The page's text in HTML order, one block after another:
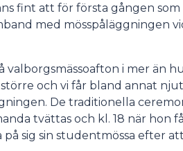
fint att för första gången
med mösspåläggningen
valborgsmässoafton i mer än
och vi får bland annat
De traditionella
tvättas och kl. 18 när hon
sig sin studentmössa efter